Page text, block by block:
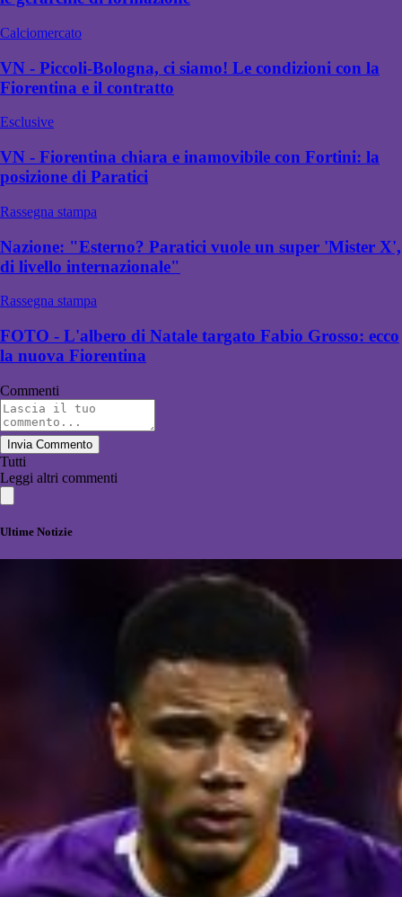
Calciomercato
VN - Piccoli-Bologna, ci siamo! Le condizioni con la
Fiorentina e il contratto
Esclusive
VN - Fiorentina chiara e inamovibile con Fortini: la
posizione di Paratici
Rassegna stampa
Nazione: "Esterno? Paratici vuole un super 'Mister X',
di livello internazionale"
Rassegna stampa
FOTO - L'albero di Natale targato Fabio Grosso: ecco
la nuova Fiorentina
Commenti
Invia Commento
Tutti
Leggi altri commenti
Ultime Notizie